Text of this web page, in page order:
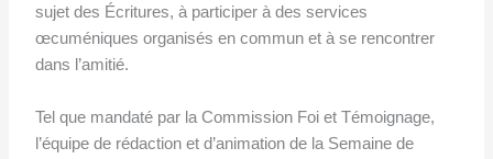
sujet des Écritures, à participer à des services
œcuméniques organisés en commun et à se rencontrer
dans l’amitié.
Tel que mandaté par la Commission Foi et Témoignage,
l’équipe de rédaction et d’animation de la Semaine de